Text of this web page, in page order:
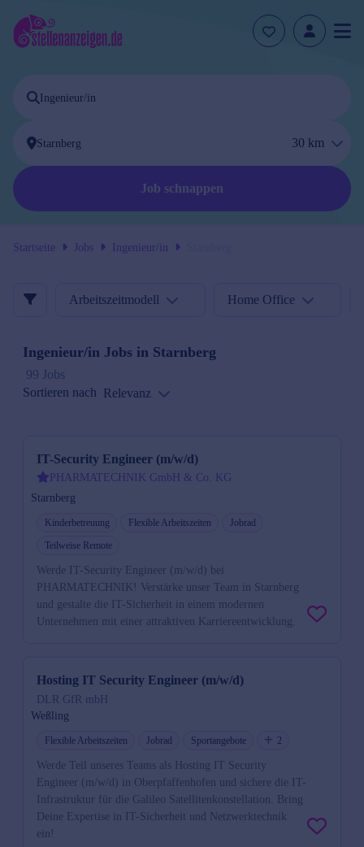
30 km
Job schnappen
Startseite Jobs Ingenieur/in
Arbeitszeitmodell Home Office
Ingenieur/in Jobs in Starnberg
99 Jobs
Sortieren nach Relevanz
IT-Security Engineer (m/w/d)
PHARMATECHNIK GmbH & Co. KG
Starnberg
Kinderbetreuung Flexible Arbeitszeiten
Jobrad
Teilweise Remote
Werde IT-Security Engineer (m/w/d) bei
PHARMATECHNIK! Verstärke unser Team in Starnberg
und gestalte die IT-Sicherheit in einem modernen
Unternehmen mit einer attraktiven Karriereentwicklung.
Hosting IT Security Engineer (m/w/d)
DLR GfR mbH
Weßling
Flexible Arbeitszeiten Jobrad Sportangebote 2
Werde Teil unseres Teams als Hosting IT Security
Engineer (m/w/d) in Oberpfaffenhofen und sichere die IT-
Infrastruktur für die Galileo Satellitenkonstellation. Bring
Deine Expertise in IT-Sicherheit und Netzwerktechnik
ein!